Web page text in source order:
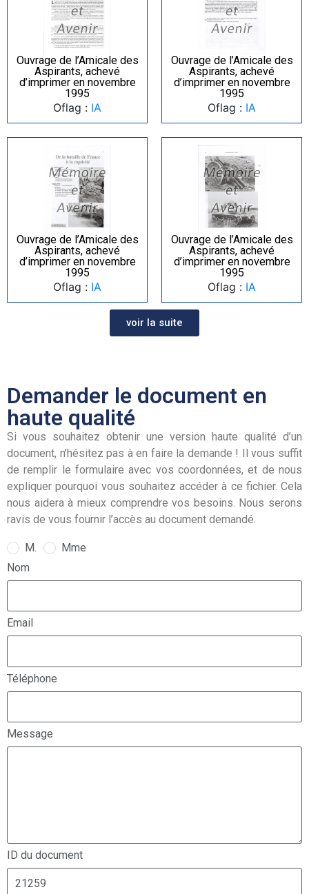
Ouvrage de l’Amicale des
Aspirants, achevé
d’imprimer en novembre
1995
Oflag : IA
Ouvrage de l’Amicale des
Aspirants, achevé
d’imprimer en novembre
1995
Oflag : IA
Ouvrage de l’Amicale des
Aspirants, achevé
d’imprimer en novembre
1995
Oflag : IA
Ouvrage de l’Amicale des
Aspirants, achevé
d’imprimer en novembre
1995
Oflag : IA
voir la suite
Demander le document en
haute qualité
Si vous souhaitez obtenir une version haute qualité d’un
document, n’hésitez pas à en faire la demande ! Il vous suffit
de remplir le formulaire avec vos coordonnées, et de nous
expliquer pourquoi vous souhaitez accéder à ce fichier. Cela
nous aidera à mieux comprendre vos besoins. Nous serons
ravis de vous fournir l’accès au document demandé.
M.
Mme
Nom
Email
Téléphone
Message
ID du document